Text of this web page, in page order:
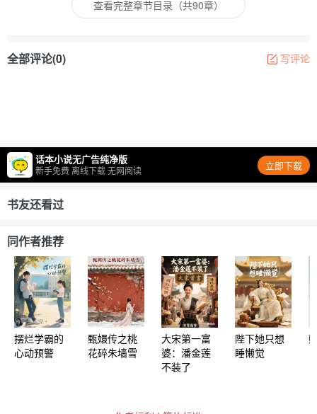
查看完整章节目录（共90章）
全部评论(0) 写评论
话本小说无广告纯净版
新手免费 离线下载 无网阅读 立即下载
书友还看过
同作者推荐
摆烂学霸的
心动预警
甄嬛传之桃
花碎朱墙雪
大宋第一富
婆：潘金莲
不装了
陛下她只想
睡懒觉